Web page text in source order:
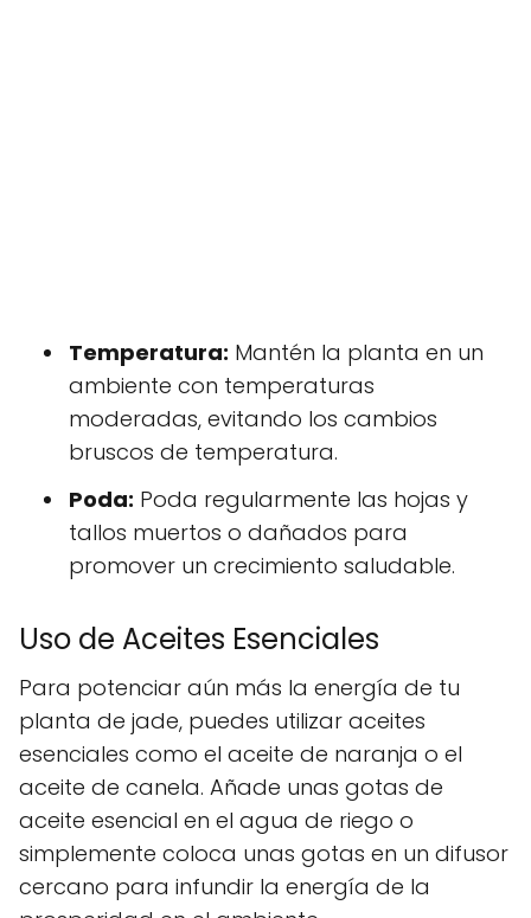
Temperatura: Mantén la planta en un
ambiente con temperaturas
moderadas, evitando los cambios
bruscos de temperatura.
Poda: Poda regularmente las hojas y
tallos muertos o dañados para
promover un crecimiento saludable.
Uso de Aceites Esenciales
Para potenciar aún más la energía de tu
planta de jade, puedes utilizar aceites
esenciales como el aceite de naranja o el
aceite de canela. Añade unas gotas de
aceite esencial en el agua de riego o
simplemente coloca unas gotas en un difusor
cercano para infundir la energía de la